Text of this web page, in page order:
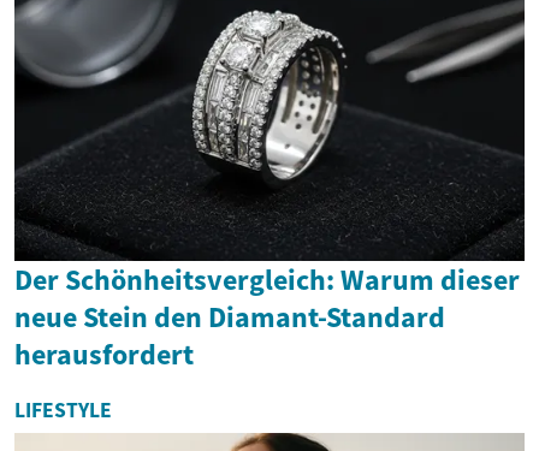
Der Schönheitsvergleich: Warum dieser
neue Stein den Diamant-Standard
herausfordert
LIFESTYLE